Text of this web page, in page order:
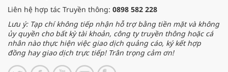
Liên hệ hợp tác Truyền thông: 0898 582 228
Lưu ý: Tạp chí không tiếp nhận hỗ trợ bằng tiền mặt và không
ủy quyền cho bất kỳ tài khoản, công ty truyền thông hoặc cá
nhân nào thực hiện việc giao dịch quảng cáo, ký kết hợp
đồng hay giao dịch trực tiếp! Trân trọng cảm ơn!